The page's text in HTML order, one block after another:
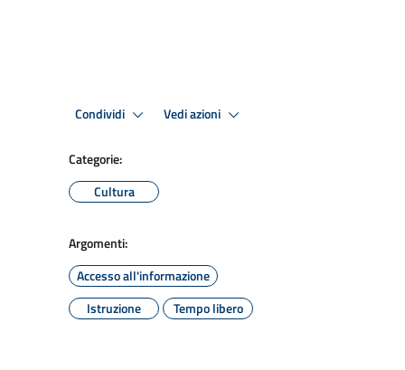
Condividi Vedi azioni
Categorie:
Cultura
Argomenti:
Accesso all'informazione
Istruzione
Tempo libero